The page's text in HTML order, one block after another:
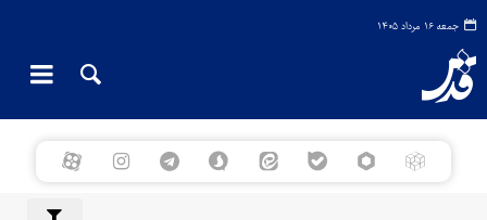
جمعه ۱۶ مرداد ۱۴۰۵